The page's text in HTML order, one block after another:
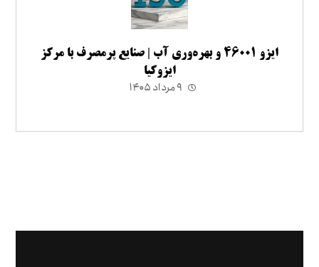
ایزو ۴۶۰۰۱ و بهره‌وری آب | صنایع پرمصرف با مرکز
ایزوکیا
۹ مرداد ۱۴۰۵